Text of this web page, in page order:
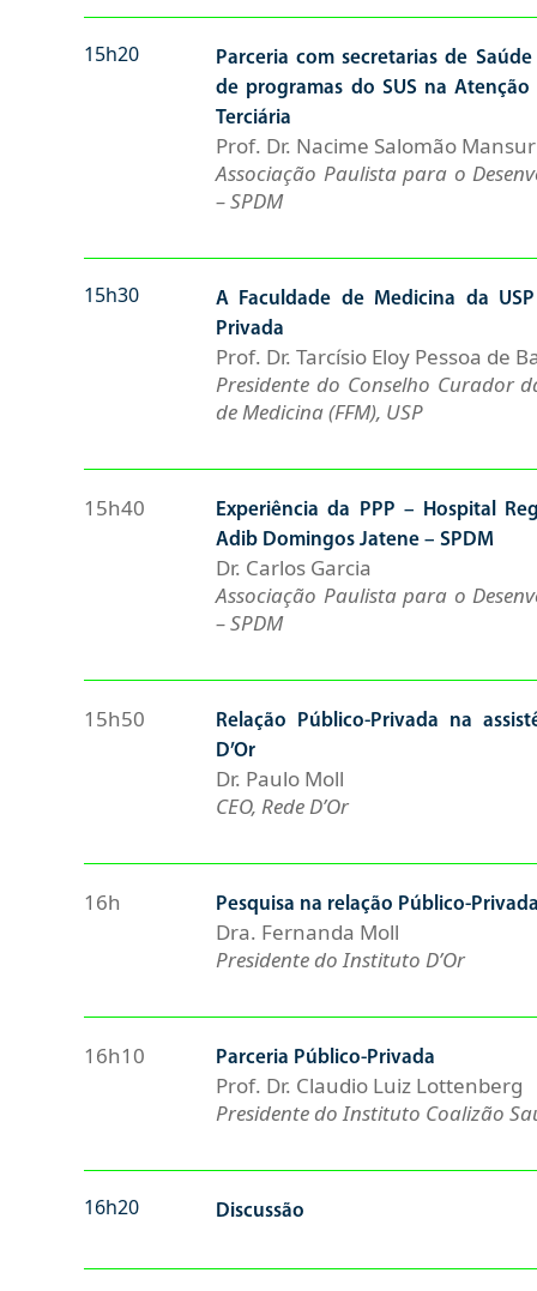
15h20
Parceria com secretarias de
de programas do SUS na Atenção
Terciária
Prof. Dr. Nacime Salomão Mansur
Associação Paulista para o
– SPDM
15h30
A Faculdade de Medicina da
Privada
Prof. Dr. Tarcísio Eloy Pessoa de
Presidente do Conselho Curador
de Medicina (FFM), USP
15h40
Experiência da PPP – Hospital
Adib Domingos Jatene – SPDM
Dr. Carlos Garcia
Associação Paulista para o
– SPDM
15h50
Relação Público-Privada na
D’Or
Dr. Paulo Moll
CEO, Rede D’Or
16h Pesquisa na relação Público-
Dra. Fernanda Moll
Presidente do Instituto D’Or
16h10 Parceria Público-Privada
Prof. Dr. Claudio Luiz Lottenberg
Presidente do Instituto Coalizão
16h20 Discussão